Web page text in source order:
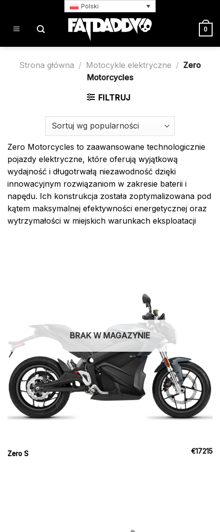
zawartości
Polski
0
Strona główna / Motocykle elektryczne / Zero
Motorcycles
FILTRUJ
Zero Motorcycles to zaawansowane technologicznie
pojazdy elektryczne, które oferują wyjątkową
wydajność i długotrwałą niezawodność dzięki
innowacyjnym rozwiązaniom w zakresie baterii i
napędu. Ich konstrukcja została zoptymalizowana pod
kątem maksymalnej efektywności energetycznej oraz
wytrzymałości w miejskich warunkach eksploatacji
BRAK W MAGAZYNIE
Zero S €17215